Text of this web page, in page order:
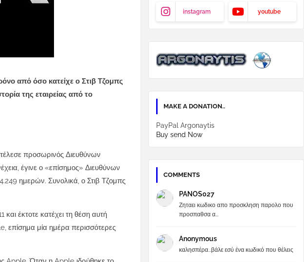
από όσο κατείχε ο Στιβ Τζομπς
της εταιρείας από το
προσωρινός Διευθύνων
έγινε ο «επίσημος» Διευθύνων
ημερών. Συνολικά, ο Στιβ Τζομπς
έκτοτε κατέχει τη θέση αυτή
επίσημα μία ημέρα περισσότερες
instagram youtube
MAKE A DONATION..
PayPal Argonaytis
Buy send Now
COMMENTS
PANOS027
Ζηταει κωδικο απο προσκληση παρολο που
προσπαθσα α...
Anonymous
καλησπέρα...βάλε εσύ ένα κωδικό που θέλεις